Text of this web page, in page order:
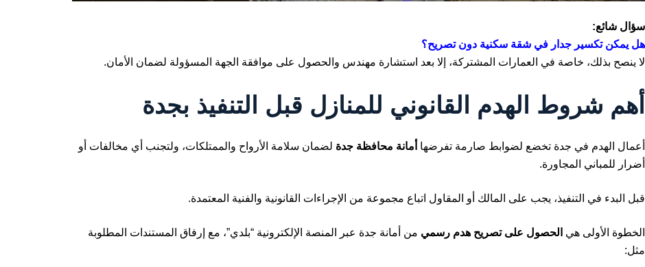
سؤال شائع:
هل يمكن تكسير جدار في شقة سكنية دون تصريح؟
لا ينصح بذلك، خاصة في العمارات المشتركة، إلا بعد استشارة مهندس والحصول على موافقة الجهة المسؤولة لضمان الأمان.
أهم شروط الهدم القانوني للمنازل قبل التنفيذ بجدة
أعمال الهدم في جدة تخضع لضوابط صارمة تفرضها أمانة محافظة جدة لضمان سلامة الأرواح والممتلكات، ولتجنب أي مخالفات أو
أضرار للمباني المجاورة.
قبل البدء في التنفيذ، يجب على المالك أو المقاول اتباع مجموعة من الإجراءات القانونية والفنية المعتمدة.
الخطوة الأولى هي الحصول على تصريح هدم رسمي من أمانة جدة عبر المنصة الإلكترونية “بلدي”، مع إرفاق المستندات المطلوبة
مثل: